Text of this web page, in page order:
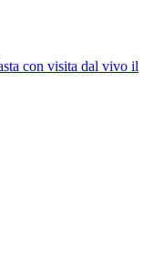
con visita dal vivo il